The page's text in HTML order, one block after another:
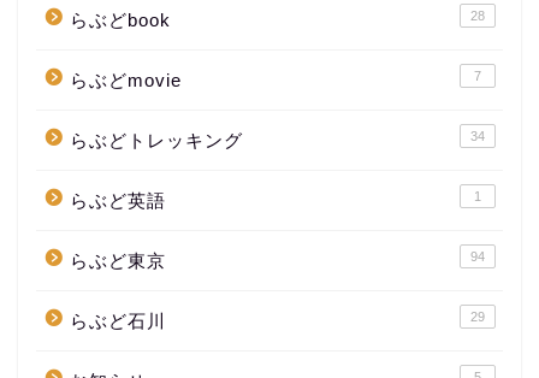
らぶどbook 28
らぶどmovie 7
らぶどトレッキング 34
らぶど英語 1
らぶど東京 94
らぶど石川 29